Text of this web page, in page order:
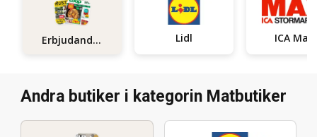
Erbjudanden Lidl ICA Maxi
Andra butiker i kategorin Matbutiker